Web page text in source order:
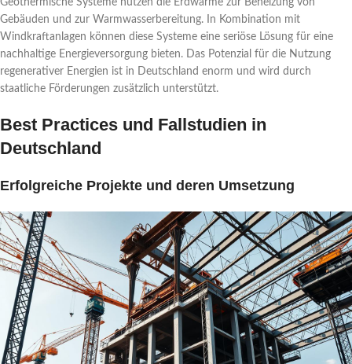
Geothermische Systeme nutzen die Erdwärme zur Beheizung von
Gebäuden und zur Warmwasserbereitung. In Kombination mit
Windkraftanlagen können diese Systeme eine seriöse Lösung für eine
nachhaltige Energieversorgung bieten. Das Potenzial für die Nutzung
regenerativer Energien ist in Deutschland enorm und wird durch
staatliche Förderungen zusätzlich unterstützt.
Best Practices und Fallstudien in
Deutschland
Erfolgreiche Projekte und deren Umsetzung